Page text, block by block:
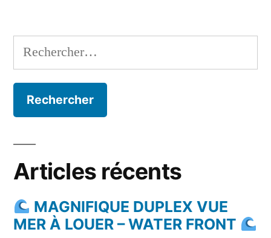
Rechercher :
Articles récents
MAGNIFIQUE DUPLEX VUE
MER À LOUER – WATER FRONT